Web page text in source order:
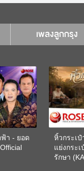
เพลงลูกกรุง
า - ยอด
หิ้วกระเ
แย่งกระ
รักษา